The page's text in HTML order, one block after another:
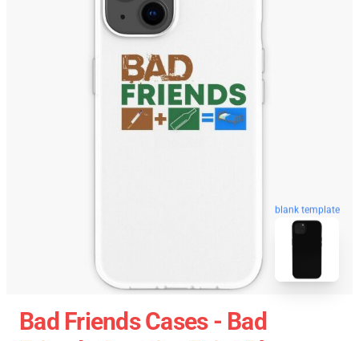
blank template
Bad Friends Cases - Bad